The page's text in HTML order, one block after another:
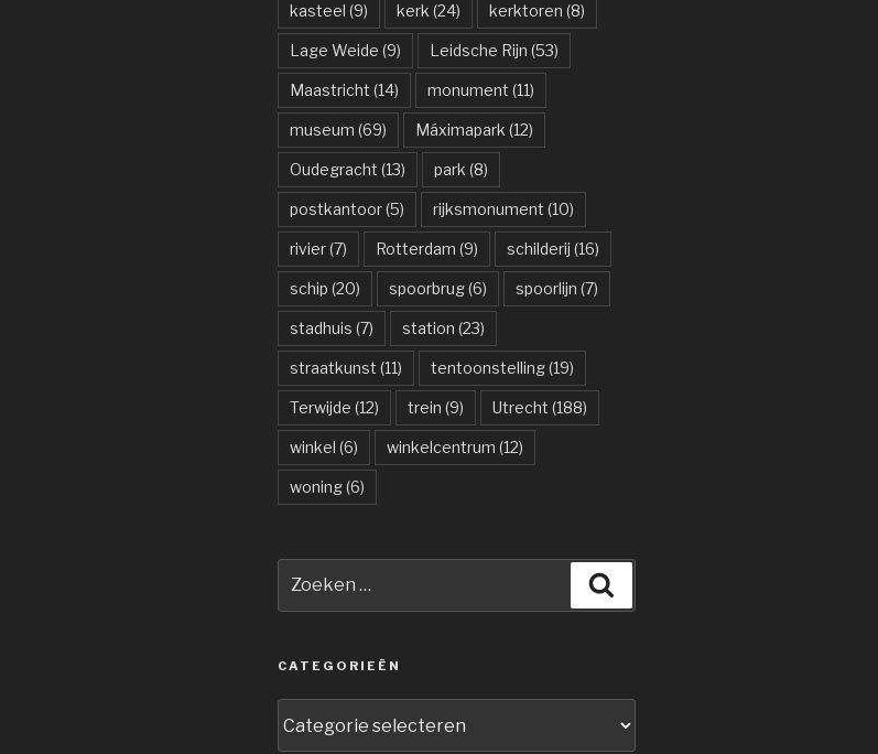
kasteel (9) kerk (24) kerktoren (8)
Lage Weide (9) Leidsche Rijn (53)
Maastricht (14) monument (11)
museum (69) Máximapark (12)
Oudegracht (13) park (8)
postkantoor(5) rijksmonument (10)
rivier(7) Rotterdam (9) schilderij (16)
schip (20) spoorbrug(6) spoorlijn (7)
stadhuis (7) station (23)
straatkunst (11) tentoonstelling(19)
Terwijde (12) trein (9) Utrecht (188)
winkel (6) winkelcentrum (12)
woning(6)
naar:
CATEGORIEËN